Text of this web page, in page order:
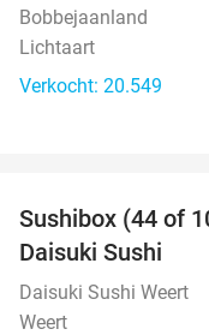
Bobbejaanland
Lichtaart
Verkocht: 20.549
Sushibox (44 of
Daisuki Sushi
Daisuki Sushi Weert
Weert